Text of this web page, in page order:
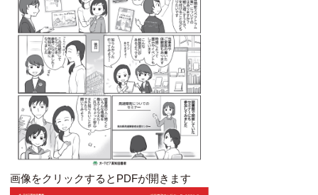
画像をクリックするとPDFが開きます